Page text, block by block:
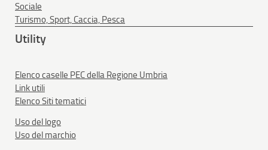
Sociale
Turismo, Sport, Caccia, Pesca
Utility
Elenco caselle PEC della Regione Umbria
Link utili
Elenco Siti tematici
Uso del logo
Uso del marchio